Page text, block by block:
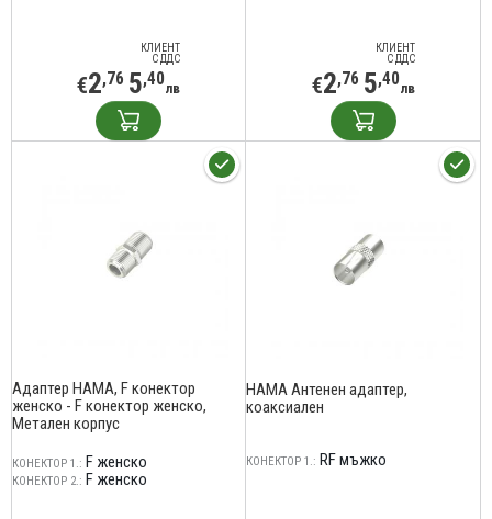
КЛИЕНТ
С ДДС
€2,76 5,40лв
КЛИЕНТ
С ДДС
€2,76 5,40лв
Адаптер HAMA, F конектор
женско - F конектор женско,
Метален корпус
КОНЕКТОР 1.: F женско
КОНЕКТОР 2.: F женско
HAMA Антенен адаптер,
коаксиален
КОНЕКТОР 1.: RF мъжко